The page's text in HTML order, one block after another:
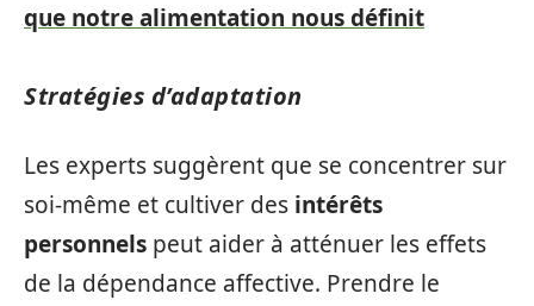
que notre alimentation nous définit
Stratégies d’adaptation
Les experts suggèrent que se concentrer sur
soi-même et cultiver des intérêts
personnels peut aider à atténuer les effets
de la dépendance affective. Prendre le